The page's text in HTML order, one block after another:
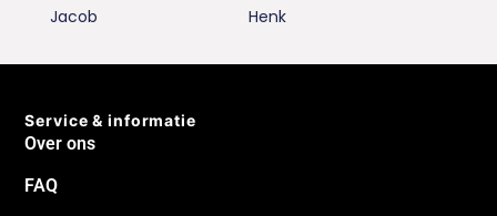
Jacob
Henk
Service & informatie
Over ons
FAQ